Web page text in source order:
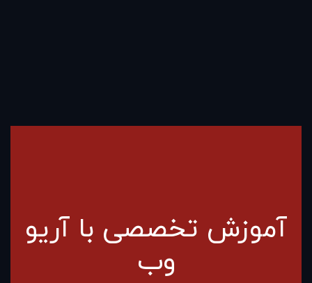
آموزش تخصصی با آریو
وب